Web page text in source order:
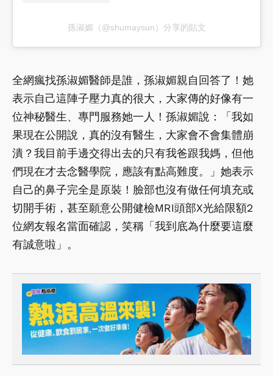
孫淑媚（@shumaysun）分享的貼文
全網瘋找孫淑媚醫師是誰，孫淑媚親自回答了！她
表示自己這陣子壓力真的很大，大家傳的好像有一
位神秘醫生、專門服務她一人！孫淑媚說：「我如
果現在公開說，真的沒有醫生，大家會不會集體崩
潰？我目前手邊交得出去的只有我爸跟我媽，但他
們現在才去念醫學院，應該有點高難度。」她表示
自己的鼻子完全是原裝！臉部也沒有做任何填充或
切開手術，甚至願意公開健檢MRI頭部X光給限額2
位網友報名當面確認，笑稱「我到底為什麼要這麼
有誠意啦」。